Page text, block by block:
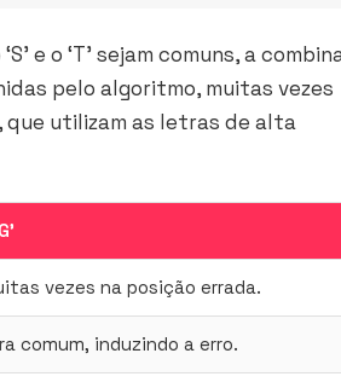
e o ‘T’ sejam comuns, a
pelo algoritmo, muitas vezes
que utilizam as letras de alta
vezes na posição errada.
comum, induzindo a erro.